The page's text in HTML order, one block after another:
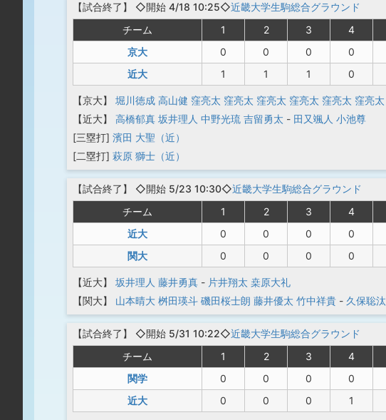
【試合終了 】 ◇開始 4/18 10:25◇近畿大学生駒総合グラウンド
チーム
1 2 3 4
京大
0 0 0 0
近大
1 1 1 0
【京大】 堀川徳成 高山健 窪亮太 窪亮太 窪亮太 窪亮太 窪亮太 窪亮太
【近大】
高橋郁真 坂井理人 中野光琉 吉留勇太 - 田又颯人 小池尊
[三塁打] 濱田 大聖（近）
[二塁打] 萩原 獅士（近）
【試合終了 】 ◇開始 5/23 10:30◇近畿大学生駒総合グラウンド
チーム
1 2 3 4
近大
0 0 0 0
関大
0 0 0 0
【近大】 坂井理人 藤井勇真 - 片井翔太 桒原大礼
【関大】
山本晴大 桝田瑛斗 磯田桜士朗 藤井優太 竹中祥貴 - 久保聡汰
【試合終了 】 ◇開始 5/31 10:22◇近畿大学生駒総合グラウンド
チーム
1 2 3 4
関学
0 0 0 0
近大
0 0 0 1